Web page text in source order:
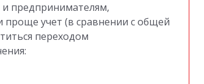
предпринимателям,
проще учет (в сравнении с общей
переходом